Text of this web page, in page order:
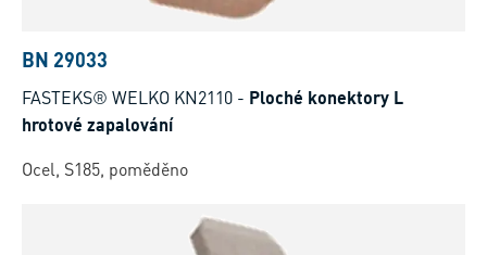
BN 29033
FASTEKS® WELKO KN2110 - Ploché konektory L
hrotové zapalování
Ocel, S185, poměděno